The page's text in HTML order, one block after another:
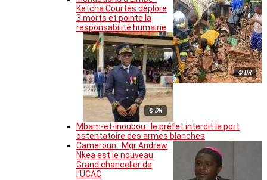
© DR
Ketcha Courtès déplore
3 morts et pointe la
responsabilité humaine
© DR
Mbam-et-Inoubou : le préfet interdit le port
ostentatoire des armes blanches
Cameroun : Mgr Andrew
Nkea est le nouveau
Grand chancelier de
l’UCAC